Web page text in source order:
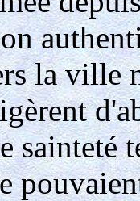
la ville
sainteté